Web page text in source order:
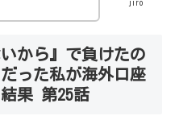
jiro
から』で負けたの
った私が海外口座
果 第25話